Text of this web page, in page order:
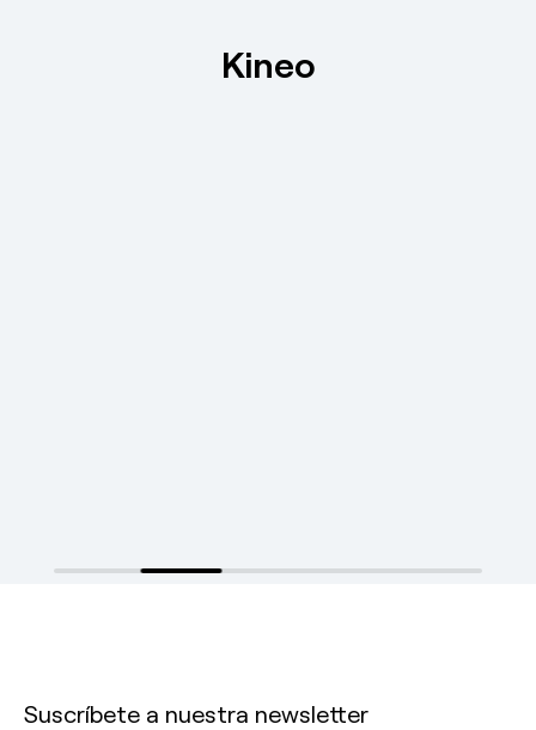
Kineo
Suscríbete a nuestra newsletter